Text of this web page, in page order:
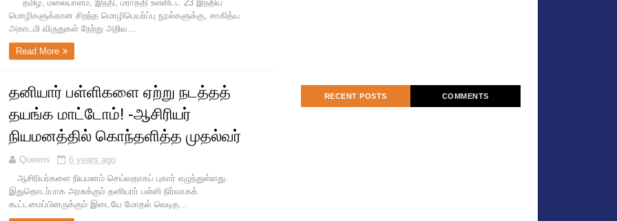
தமிழ், மலையாளம், இந்தி, மராத்தி உள்ளிட்ட 23 இந்திய
மொழிகளுக்கான சிறந்த மொழிபெயர்ப்பு நூல்களுக்கு, சாகித்ய
அகாடமி விருதுகள் நேற்று அறிவ...
Read More
தனியார் பள்ளிகளை ஏற்று நடத்தத்
தயங்க மாட்டோம்! -ஆசிரியர்
நியமனத்தில் கொந்தளித்த முதல்வர்
Queens
6 years ago
ஆசிரியர்களை நியமனம் செய்வதாகப் புகார் எழுந்துள்ளது.
இதுதொடர்பாக அரசுக்கும் தனியார் பள்ளி நிர்வாகக்
கூட்டமைப்பினருக்கும் இடையே மோதல் வெடித...
RECENT POSTS COMMENTS